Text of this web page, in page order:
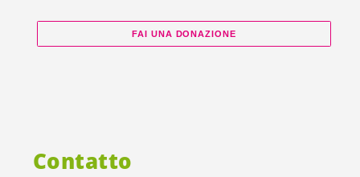
FAI UNA DONAZIONE
Contatto